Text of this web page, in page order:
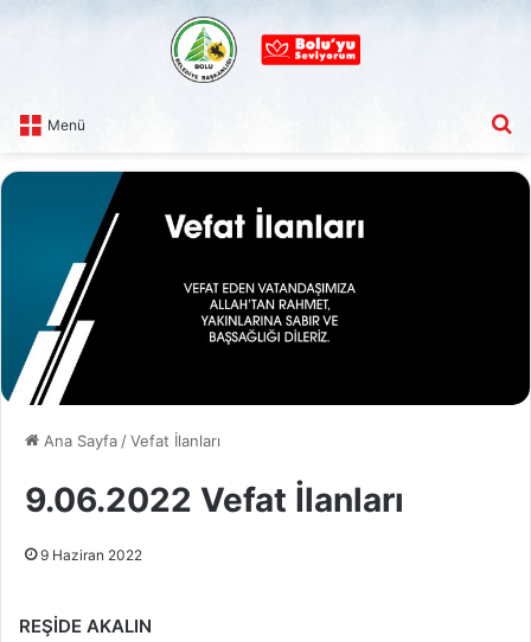
Menü
Ana Sayfa /Vefat İlanları
9.06.2022 Vefat İlanları
9 Haziran 2022
REŞİDE AKALIN